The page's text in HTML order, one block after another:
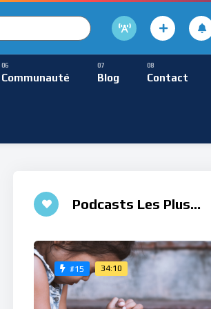
Lecture
Communauté Blog Contact
Méditative
Podcasts Les Plus
#15 34:10